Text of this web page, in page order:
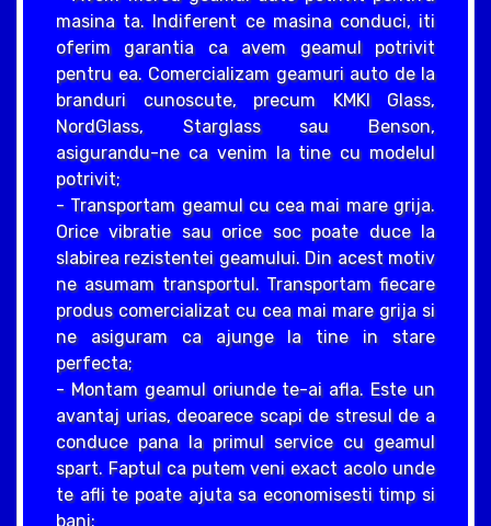
masina ta. Indiferent ce masina conduci, iti
oferim garantia ca avem geamul potrivit
pentru ea. Comercializam geamuri auto de la
branduri cunoscute, precum KMKI Glass,
NordGlass, Starglass sau Benson,
asigurandu-ne ca venim la tine cu modelul
potrivit;
- Transportam geamul cu cea mai mare grija.
Orice vibratie sau orice soc poate duce la
slabirea rezistentei geamului. Din acest motiv
ne asumam transportul. Transportam fiecare
produs comercializat cu cea mai mare grija si
ne asiguram ca ajunge la tine in stare
perfecta;
- Montam geamul oriunde te-ai afla. Este un
avantaj urias, deoarece scapi de stresul de a
conduce pana la primul service cu geamul
spart. Faptul ca putem veni exact acolo unde
te afli te poate ajuta sa economisesti timp si
bani;